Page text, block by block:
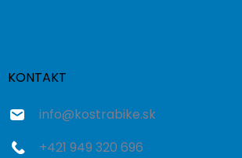
KONTAKT
info@kostrabike.sk
+421 949 320 696